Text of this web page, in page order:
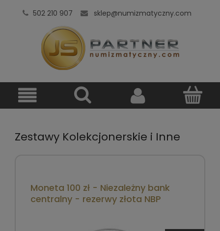
502 210 907 sklep@numizmatyczny.com
Zestawy Kolekcjonerskie i Inne
Moneta 100 zł - Niezależny bank
centralny - rezerwy złota NBP